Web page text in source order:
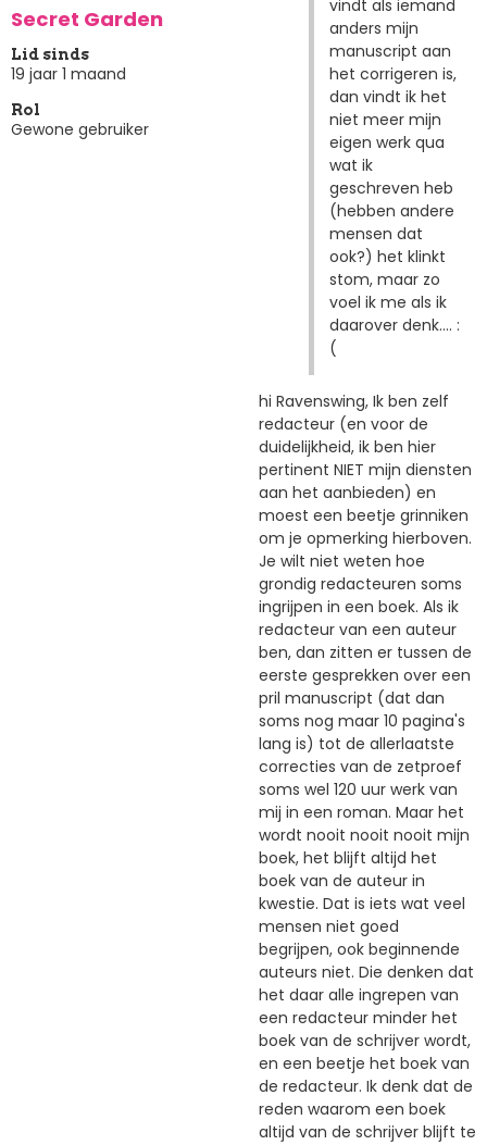
Secret Garden
Lid sinds
19 jaar 1 maand
Rol
Gewone gebruiker
vindt als iemand
anders mijn
manuscript aan
het corrigeren is,
dan vindt ik het
niet meer mijn
eigen werk qua
wat ik
geschreven heb
(hebben andere
mensen dat
ook?) het klinkt
stom, maar zo
voel ik me als ik
daarover denk.... :
(
hi Ravenswing, Ik ben zelf
redacteur (en voor de
duidelijkheid, ik ben hier
pertinent NIET mijn diensten
aan het aanbieden) en
moest een beetje grinniken
om je opmerking hierboven.
Je wilt niet weten hoe
grondig redacteuren soms
ingrijpen in een boek. Als ik
redacteur van een auteur
ben, dan zitten er tussen de
eerste gesprekken over een
pril manuscript (dat dan
soms nog maar 10 pagina's
lang is) tot de allerlaatste
correcties van de zetproef
soms wel 120 uur werk van
mij in een roman. Maar het
wordt nooit nooit nooit mijn
boek, het blijft altijd het
boek van de auteur in
kwestie. Dat is iets wat veel
mensen niet goed
begrijpen, ook beginnende
auteurs niet. Die denken dat
het daar alle ingrepen van
een redacteur minder het
boek van de schrijver wordt,
en een beetje het boek van
de redacteur. Ik denk dat de
reden waarom een boek
altijd van de schrijver blijft te